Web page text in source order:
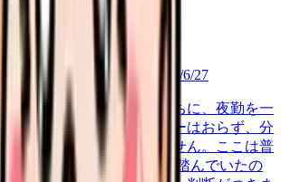
てほしいcareer-growth 2026/6/27
して二ヶ月も経たないうちに、夜勤を一
っています。プリセプターはおらず、分
る相手も日によっていません。ここは普
前の職場はもっと段階を踏んでいたの